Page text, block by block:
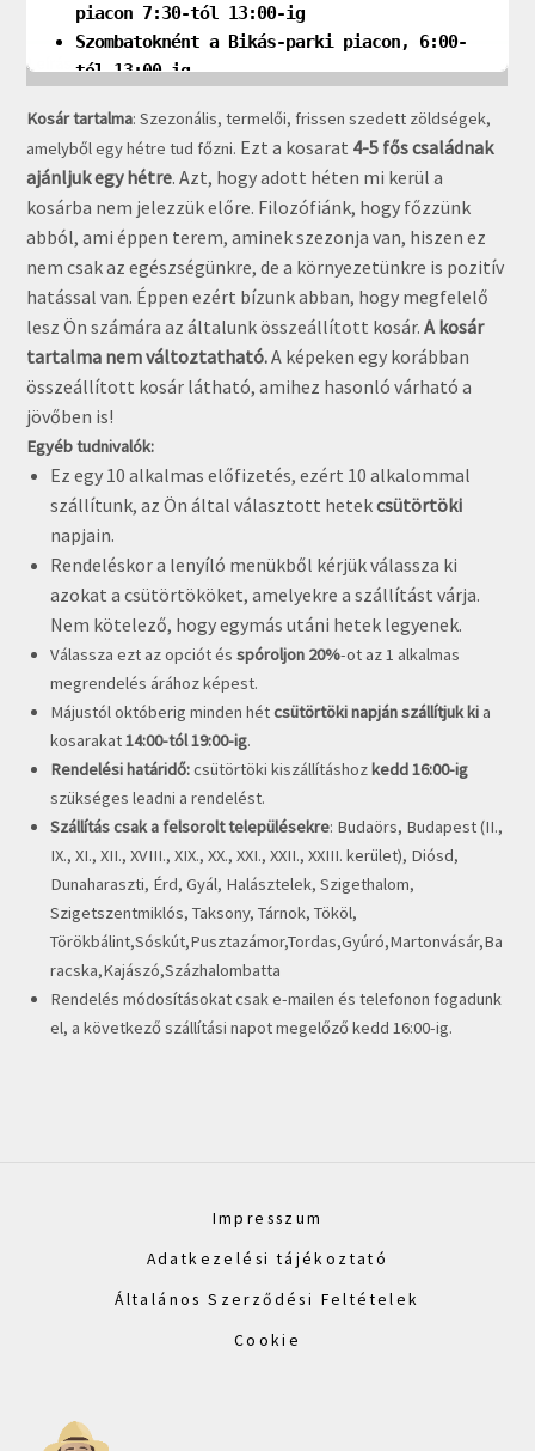
(kedvezmény:
mennyiség
Leírás
Kosár tartalma: Szezonális, termelői, frissen szedett zöldségek,
amelyből egy hétre tud főzni. Ezt a kosarat 4-5 fős családnak
ajánljuk egy hétre.Azt, hogy adott héten mi kerül a
kosárba nem jelezzük előre. Filozófiánk, hogy főzzünk
abból, ami éppen terem, aminek szezonja van, hiszen ez
nem csak az egészségünkre, de a környezetünkre is pozitív
hatással van. Éppen ezért bízunk abban, hogy megfelelő
lesz Ön számára az általunk összeállított kosár.A kosár
tartalma nem változtatható.A képeken egy korábban
összeállított kosár látható, amihez hasonló várható a
jövőben is!
Egyéb tudnivalók:
Ez egy 10 alkalmas előfizetés, ezért 10 alkalommal
szállítunk, az Ön által választott hetekcsütörtöki
napjain.
Rendeléskor a lenyíló menükből kérjük válassza ki
azokat a csütörtököket, amelyekre a szállítást várja.
Nem kötelező, hogy egymás utáni hetek legyenek.
Válassza ezt az opciót ésspóroljon 20%-ot az 1 alkalmas
megrendelés árához képest.
Májustól októberig minden hétcsütörtökinapján szállítjuk ki a
kosarakat14:00-tól 19:00-ig.
Rendelési határidő:csütörtöki kiszállításhozkedd 16:00-ig
szükséges leadni a rendelést.
Szállítás csak a felsorolt településekre: Budaörs, Budapest (II.,
IX., XI., XII., XVIII., XIX., XX., XXI., XXII., XXIII. kerület), Diósd,
Dunaharaszti, Érd, Gyál, Halásztelek, Szigethalom,
Szigetszentmiklós, Taksony, Tárnok, Tököl,
Törökbálint,Sóskút,Pusztazámor,Tordas,Gyúró,Martonvásár,Ba
racska,Kajászó,Százhalombatta
Rendelés módosításokat csak e-mailen és telefonon fogadunk
el, a következő szállítási napot megelőző kedd 16:00-ig.
Impresszum
Adatkezelési tájékoztató
Általános Szerződési Feltételek
Cookie
piacon 7:30-tól 13:00-ig
Szombatoknént a Bikás-parki piacon, 6:00-
tól 13:00-ig
Kövessenek bennünket social media felületeinken!